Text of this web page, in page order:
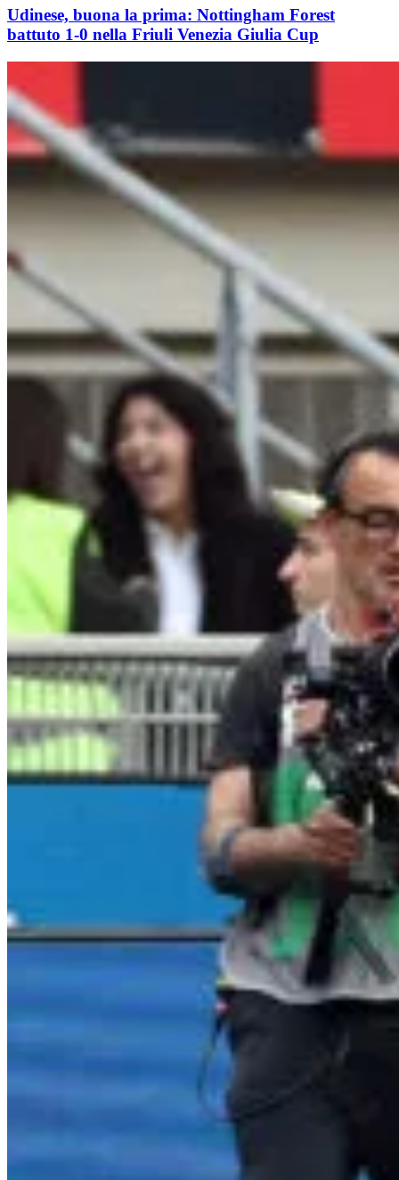
Udinese, buona la prima: Nottingham Forest
battuto 1-0 nella Friuli Venezia Giulia Cup